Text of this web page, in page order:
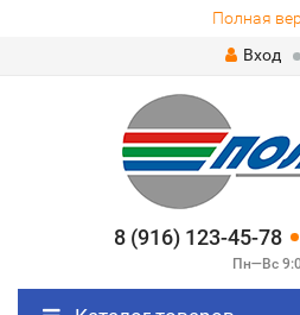
Полная
Вход
8 (916) 123-45-78
Пн—Вс